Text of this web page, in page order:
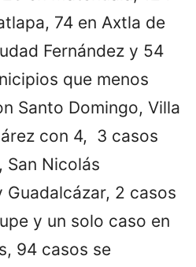
74 en Axtla de
Fernández y 54
que menos
Santo Domingo, Villa
con 4, 3 casos
San Nicolás
Guadalcázar, 2 casos
y un solo caso en
94 casos se